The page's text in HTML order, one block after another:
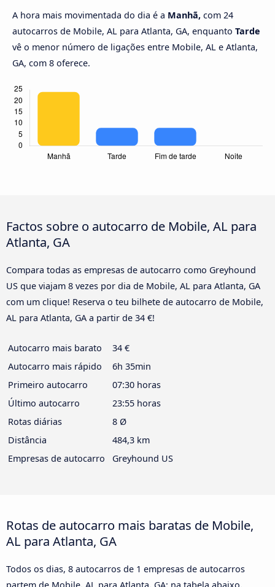
A hora mais movimentada do dia é a Manhã, com 24
autocarros de Mobile, AL para Atlanta, GA, enquanto Tarde
vê o menor número de ligações entre Mobile, AL e Atlanta,
GA, com 8 oferece.
Factos sobre o autocarro de Mobile, AL para
Atlanta, GA
Compara todas as empresas de autocarro como Greyhound
US que viajam 8 vezes por dia de Mobile, AL para Atlanta, GA
com um clique! Reserva o teu bilhete de autocarro de Mobile,
AL para Atlanta, GA a partir de 34 €!
Autocarro mais barato
34 €
Autocarro mais rápido
6h 35min
Primeiro autocarro
07:30 horas
Último autocarro
23:55 horas
Rotas diárias
8 Ø
Distância
484,3 km
Empresas de autocarro
Greyhound US
Rotas de autocarro mais baratas de Mobile,
AL para Atlanta, GA
Todos os dias, 8 autocarros de 1 empresas de autocarros